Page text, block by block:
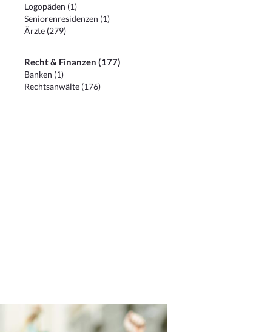
Logopäden (1)
Seniorenresidenzen (1)
Ärzte (279)
Recht & Finanzen (177)
Banken (1)
Rechtsanwälte (176)